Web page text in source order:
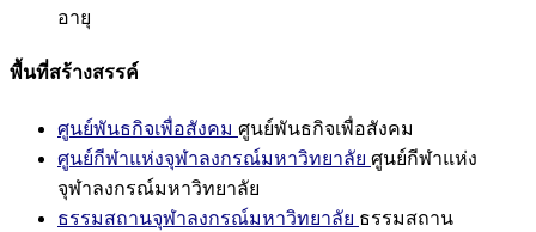
อายุ
พื้นที่สร้างสรรค์
ศูนย์พันธกิจเพื่อสังคม ศูนย์พันธกิจเพื่อสังคม
ศูนย์กีฬาแห่งจุฬาลงกรณ์มหาวิทยาลัย ศูนย์กีฬาแห่ง
จุฬาลงกรณ์มหาวิทยาลัย
ธรรมสถานจุฬาลงกรณ์มหาวิทยาลัย ธรรมสถาน